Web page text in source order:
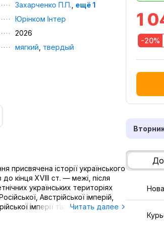
Захарченко П.П. ещё 1
Юрінком Iнтер
2026
мягкий твердый
присвячена історії українського
до кінця XVIII ст. — межі, після
українських територіях
Австрійської імперій,
імперії та... Читать далее
1
-20%